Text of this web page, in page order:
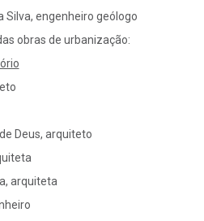
Silva, engenheiro geólogo
obras de urbanização:
Deus, arquiteto
arquiteta